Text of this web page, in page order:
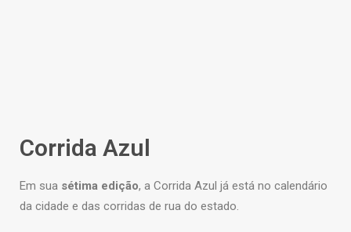
Corrida Azul
Em sua sétima edição, a Corrida Azul já está no calendário
da cidade e das corridas de rua do estado.